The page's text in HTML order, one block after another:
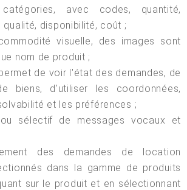
avec codes, quantité,
qualité, disponibilité, coût ;
visuelle, des images sont
nom de produit ;
de voir l'état des demandes, de
biens, d'utiliser les coordonnées,
et les préférences ;
sélectif de messages vocaux et
des demandes de location
dans la gamme de produits
sur le produit et en sélectionnant